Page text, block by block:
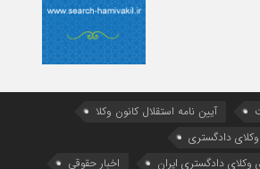
آیین ‌نامه استقلال کانون وکلا
دادگستری
وکلای دادگستری ایران
اخبار حقوقی